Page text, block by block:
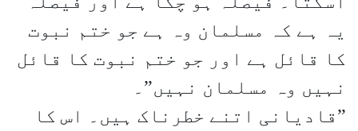
یہ ہے کہ مسلمان وہ ہے جو ختم نبوت
کا قائل ہے اور جو ختم نبوت کا قائل
نہیں وہ مسلمان نہیں”۔
”قادیانی اتنے خطرناک ہیں۔ اس کا